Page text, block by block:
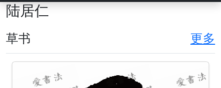
陆居仁
草书 更多